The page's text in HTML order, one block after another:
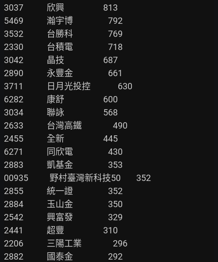
3037            欣興                    813
5469            瀚宇博                  792
3532            台勝科                  769
2330            台積電                  718
3042            晶技                    687
2890            永豐金                  661
3711            日月光投控              630
6282            康舒                    600
3034            聯詠                    568
2633            台灣高鐵                490
2455            全新                    445
6271            同欣電                  430
2883            凱基金                  353
00935           野村臺灣新科技50        352
2855            統一證                  352
2884            玉山金                  350
2542            興富發                  329
2441            超豐                    310
2206            三陽工業                296
2882            國泰金                  292